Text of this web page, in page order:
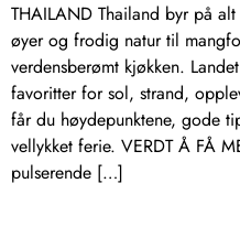
THAILAND Thailand byr på
øyer og frodig natur til
verdensberømt kjøkken.
favoritter for sol, strand,
får du høydepunktene, gode
vellykket ferie. VERDT Å FÅ
pulserende […]